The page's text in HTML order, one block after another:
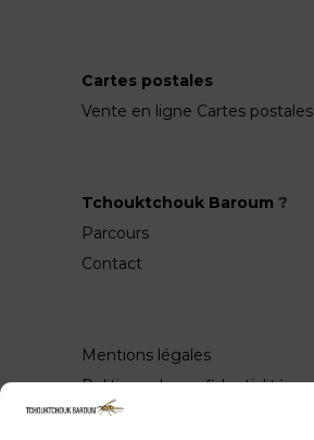
Cartes postales
Vente en ligne Cartes postales
Tchouktchouk Baroum ?
Parcours
Contact
Mentions légales
Politique de confidentialité